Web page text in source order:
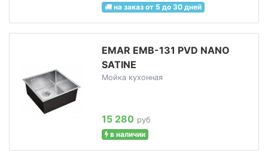
на заказ от 5 до 30 дней
EMAR EMB-131 PVD NANO
SATINE
Мойка кухонная
15 280 руб
в наличии